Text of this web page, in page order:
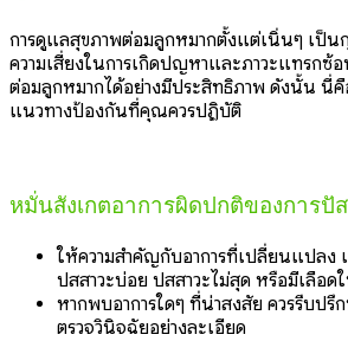
การดูแลสุขภาพต่อมลูกหมากตั้งแต่เนิ่นๆ เป็
ความเสี่ยงในการเกิดปัญหาและภาวะแทรกซ้
ต่อมลูกหมากได้อย่างมีประสิทธิภาพ ดังนั้น นี่
แนวทางป้องกันที่คุณควรปฏิบัติ
หมั่นสังเกตอาการผิดปกติของการปั
ให้ความสำคัญกับอาการที่เปลี่ยนแปลง
ปัสสาวะบ่อย ปัสสาวะไม่สุด หรือมีเลือด
หากพบอาการใดๆ ที่น่าสงสัย ควรรีบปรึ
ตรวจวินิจฉัยอย่างละเอียด